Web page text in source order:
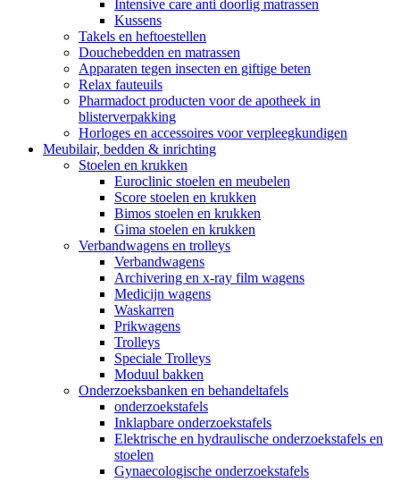
Intensive care anti doorlig matrassen
Kussens
Takels en heftoestellen
Douchebedden en matrassen
Apparaten tegen insecten en giftige beten
Relax fauteuils
Pharmadoct producten voor de apotheek in
blisterverpakking
Horloges en accessoires voor verpleegkundigen
Meubilair, bedden & inrichting
Stoelen en krukken
Euroclinic stoelen en meubelen
Score stoelen en krukken
Bimos stoelen en krukken
Gima stoelen en krukken
Verbandwagens en trolleys
Verbandwagens
Archivering en x-ray film wagens
Medicijn wagens
Waskarren
Prikwagens
Trolleys
Speciale Trolleys
Moduul bakken
Onderzoeksbanken en behandeltafels
onderzoekstafels
Inklapbare onderzoekstafels
Elektrische en hydraulische onderzoekstafels en
stoelen
Gynaecologische onderzoekstafels